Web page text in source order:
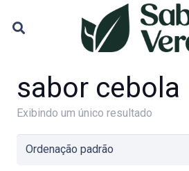
sabor cebola
Exibindo um único resultado